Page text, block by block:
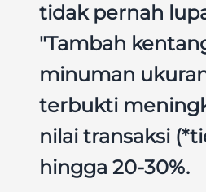
tidak pernah
"Tambah
minuman
terbukti
nilai transaksi
hingga 20-30%.